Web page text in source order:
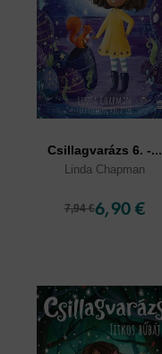
Csillagvarázs 6. -...
Linda Chapman
7,94 €6,90 €